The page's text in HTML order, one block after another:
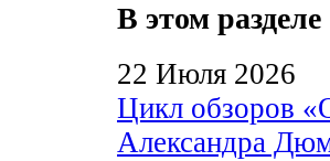
В этом разделе
22 Июля 2026
Цикл обзоров
Александра